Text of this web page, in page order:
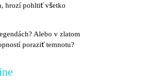
hrozí pohltiť všetko
Alebo v zlatom
poraziť temnotu?